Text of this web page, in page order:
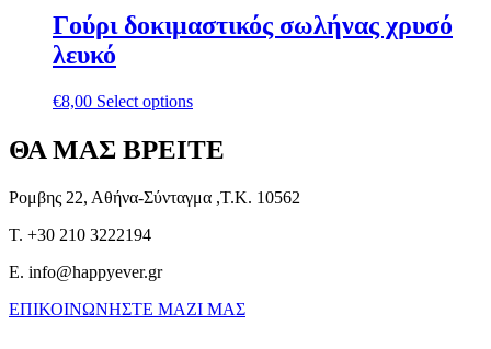
Γούρι δοκιμαστικός σωλήνας χρυσό
λευκό
€8,00 Select options
ΘΑ ΜΑΣ ΒΡΕΙΤΕ
Ρομβης 22, Αθήνα-Σύνταγμα ,Τ.Κ. 10562
T. +30 210 3222194
E. info@happyever.gr
ΕΠΙΚΟΙΝΩΝΗΣΤΕ ΜΑΖΙ ΜΑΣ